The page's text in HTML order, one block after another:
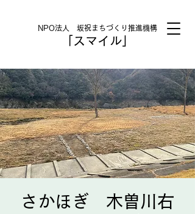
NPO法人 坂祝まちづくり推進機構
「スマイル」
さかほぎ 木曽川右